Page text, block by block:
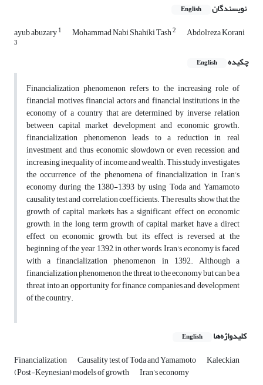
نویسندگان English
ayub abuzary1 Mohammad Nabi Shahiki Tash2 Abdolreza Korani
3
چکیده English
Financialization phenomenon refers to the increasing role of
financial motives, financial actors and financial institutions in the
economy of a country that are determined by inverse relation
between capital market development and economic growth.
financialization phenomenon leads to a reduction in real
investment and thus economic slowdown or even recession and
increasing inequality of income and wealth. This study investigates
the occurrence of the phenomena of financialization in Iran’s
economy during the 1380-1393 by using Toda and Yamamoto
causality test and correlation coefficients. The results show that the
growth of capital markets has a significant effect on economic
growth, in the long term growth of capital market have a direct
effect on economic growth, but its effect is reversed at the
beginning of the year 1392, in other words, Iran's economy is faced
with a financialization phenomenon in 1392. Although a
financialization phenomenon the threat to the economy but can be a
threat into an opportunity for finance companies and development
of the country.
کلیدواژه‌ها English
Financialization Causality test of Toda and Yamamoto Kaleckian
(Post-Keynesian) models of growth Iran’s economy